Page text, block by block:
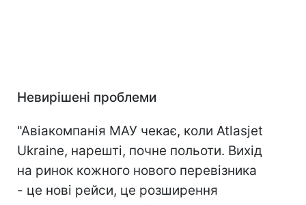
Невирішені проблеми
"Авіакомпанія МАУ чекає, коли Atlasjet
Ukraine, нарешті, почне польоти. Вихід
на ринок кожного нового перевізника
- це нові рейси, це розширення